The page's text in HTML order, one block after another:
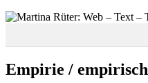
Empirie / empirisch